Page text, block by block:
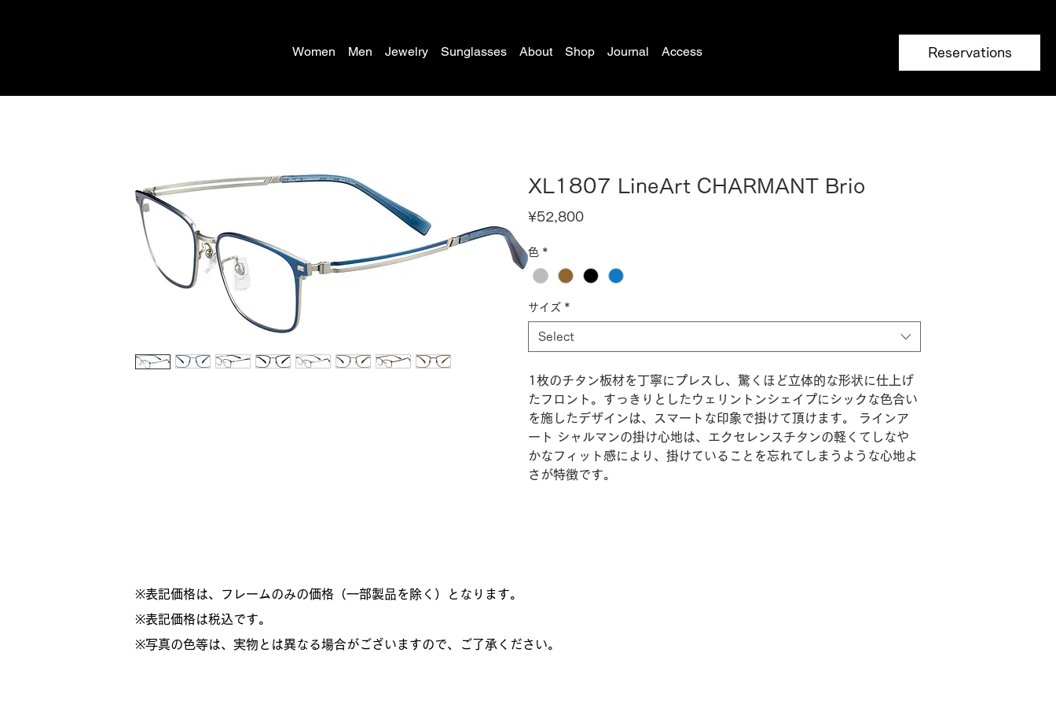
Women Men Jewelry Sunglasses About Shop Journal Access Reservations
XL1807 LineArt CHARMANT Brio
¥52,800Price
色 *
サイズ *
Select
1枚のチタン板材を丁寧にプレスし、驚くほど立体的な形状に仕上げ
たフロント。すっきりとしたウェリントンシェイプにシックな色合い
を施したデザインは、スマートな印象で掛けて頂けます。 ラインア
ート シャルマンの掛け心地は、エクセレンスチタンの軽くてしなや
かなフィット感により、掛けていることを忘れてしまうような心地よ
さが特徴です。
※表記価格は、フレームのみの価格（一部製品を除く）となります。
​※表記価格は税込です。
※写真の色等は、実物とは異なる場合がございますので、ご了承ください。